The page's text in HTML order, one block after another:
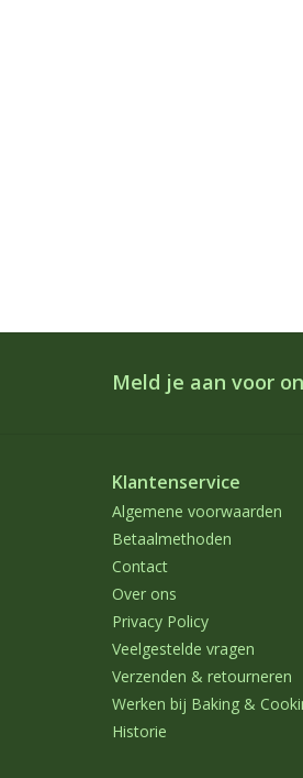
Meld je aan voor
Klantenservice
Algemene voorwaarden
Betaalmethoden
Contact
Over ons
Privacy Policy
Veelgestelde vragen
Verzenden & retourneren
Werken bij Baking &
Historie